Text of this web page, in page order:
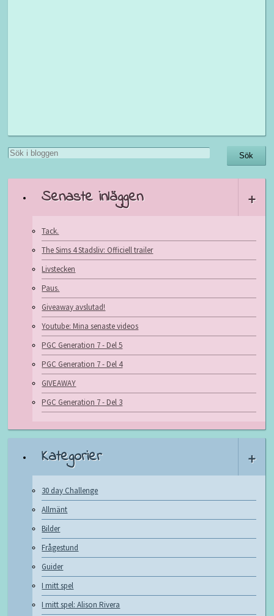
Senaste inläggen +
Tack.
The Sims 4 Stadsliv: Officiell trailer
Livstecken
Paus.
Giveaway avslutad!
Youtube: Mina senaste videos
PGC Generation 7 - Del 5
PGC Generation 7 - Del 4
GIVEAWAY
PGC Generation 7 - Del 3
Kategorier +
30 day Challenge
Allmänt
Bilder
Frågestund
Guider
I mitt spel
I mitt spel: Alison Rivera